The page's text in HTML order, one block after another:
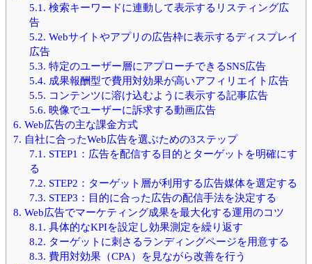
5.1. 検索キーワードに連動して表示するリスティング広
告
5.2. Webサイトやアプリの広告枠に表示するディスプレイ
広告
5.3. 特定のユーザー層にアプローチできるSNS広告
5.4. 成果報酬型で費用対効果が高いアフィリエイト広告
5.5. コンテンツに溶け込むように表示する記事広告
5.6. 映像でユーザーに訴求する動画広告
6. Web広告の主な課金方式
7. 自社に合ったWeb広告を選ぶための3ステップ
7.1. STEP1：広告を配信する目的とターゲットを明確にす
る
7.2. STEP2：ターゲット層が利用する広告媒体を選定する
7.3. STEP3：目的に合った広告の配信手法を決定する
8. Web広告でマーケティング成果を最大化する運用のコツ
8.1. 具体的なKPIを設定し効果測定を繰り返す
8.2. ターゲットに刺さるランディングページを用意する
8.3. 費用対効果（CPA）を見ながら改善を行う